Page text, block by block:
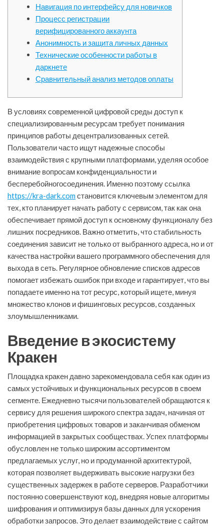
Навигация по интерфейсу для новичков
Процесс регистрации
верифицированного аккаунта
Анонимность и защита личных данных
Технические особенности работы в
даркнете
Сравнительный анализ методов оплаты
В условиях современной цифровой среды доступ к
специализированным ресурсам требует понимания
принципов работы децентрализованных сетей.
Пользователи часто ищут надежные способы
взаимодействия с крупными платформами, уделяя особое
внимание вопросам конфиденциальности и
бесперебойногосоединения. Именно поэтому ссылка
https://kra-dark.comстановится ключевым элементом для
тех, кто планирует начать работу с сервисом, так как она
обеспечивает прямой доступ к основному функционалу без
лишних посредников. Важно отметить, что стабильность
соединения зависит не только от выбранного адреса, но и от
качества настройки вашего программного обеспечения для
выхода в сеть. Регулярное обновление списков адресов
помогает избежать ошибок при входе и гарантирует, что вы
попадаете именно на тот ресурс, который ищете, минуя
множество клонов и фишинговых ресурсов, созданных
злоумышленниками.
Введение в экосистему
Кракен
Площадка кракен давно зарекомендовала себя как один из
самых устойчивых и функциональных ресурсов в своем
сегменте. Ежедневно тысячи пользователей обращаются к
сервису для решения широкого спектра задач, начиная от
приобретения цифровых товаров и заканчивая обменом
информацией в закрытых сообществах. Успех платформы
обусловлен не только широким ассортиментом
предлагаемых услуг, но и продуманной архитектурой,
которая позволяет выдерживать высокие нагрузки без
существенных задержек в работе серверов. Разработчики
постоянно совершенствуют код, внедряя новые алгоритмы
шифрования и оптимизируя базы данных для ускорения
обработки запросов. Это делает взаимодействие с сайтом